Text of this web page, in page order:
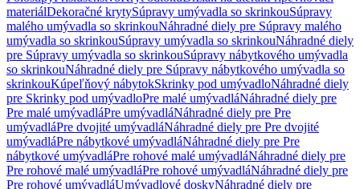
materiálDekoračné krytySúpravy umývadla so skrinkouSúpravy
malého umývadla so skrinkouNáhradné diely pre Súpravy malého
umývadla so skrinkouSúpravy umývadla so skrinkouNáhradné diely
pre Súpravy umývadla so skrinkouSúpravy nábytkového umývadla
so skrinkouNáhradné diely pre Súpravy nábytkového umývadla so
skrinkouKúpeľňový nábytokSkrinky pod umývadloNáhradné diely
pre Skrinky pod umývadloPre malé umývadláNáhradné diely pre
Pre malé umývadláPre umývadláNáhradné diely pre Pre
umývadláPre dvojité umývadláNáhradné diely pre Pre dvojité
umývadláPre nábytkové umývadláNáhradné diely pre Pre
nábytkové umývadláPre rohové malé umývadláNáhradné diely pre
Pre rohové malé umývadláPre rohové umývadláNáhradné diely pre
Pre rohové umývadláUmývadlové doskyNáhradné diely pre